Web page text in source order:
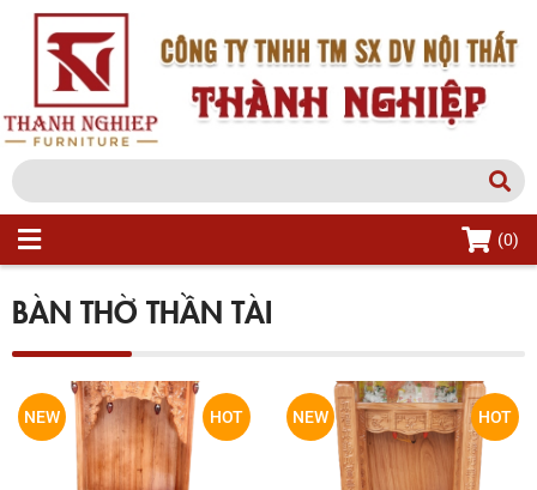
(0)
BÀN THỜ THẦN TÀI
HOT
NEW HOT
NEW